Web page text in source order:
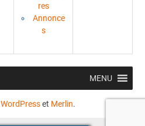
res
Annonce
s
MENU
WordPresset Merlin.